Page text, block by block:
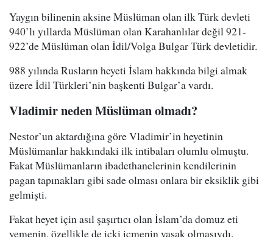
Yaygın bilinenin aksine Müslüman olan ilk Türk devleti
940’lı yıllarda Müslüman olan Karahanlılar değil 921-
922’de Müslüman olan İdil/Volga Bulgar Türk devletidir.
988 yılında Rusların heyeti İslam hakkında bilgi almak
üzere İdil Türkleri’nin başkenti Bulgar’a vardı.
Vladimir neden Müslüman olmadı?
Nestor’un aktardığına göre Vladimir’in heyetinin
Müslümanlar hakkındaki ilk intibaları olumlu olmuştu.
Fakat Müslümanların ibadethanelerinin kendilerinin
pagan tapınakları gibi sade olması onlara bir eksiklik gibi
gelmişti.
Fakat heyet için asıl şaşırtıcı olan İslam’da domuz eti
yemenin, özellikle de içki içmenin yasak olmasıydı.